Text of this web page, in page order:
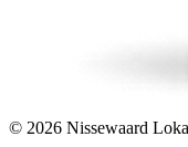
© 2026 Nissewaard